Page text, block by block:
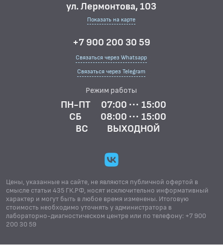
ул. Лермонтова, 103
Показать на карте
+7 900 200 30 59
Связаться через Whatsapp
Связаться через Telegram
Режим работы
ПН-ПТ
07:00 ··· 15:00
СБ
08:00 ··· 15:00
ВС
ВЫХОДНОЙ
Цены, указанные на сайте, не являются публичной офертой в
смысле статьи 435 ГК.РФ, носят исключительно информативный
характер и могут быть в любое время изменены. Итоговую
стоимость необходимо уточнять у администратора в
лабораторно-диагностическом центре или по телефону: +7 900
200 30 59